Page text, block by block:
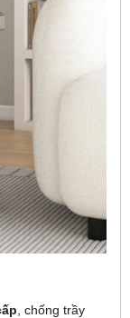
, chống trầy